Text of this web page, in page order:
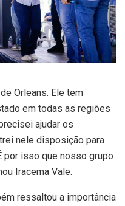
Orleans. Ele tem
em todas as regiões
ajudar os
nele disposição para
por isso que nosso grupo
Iracema Vale.
ressaltou a importância